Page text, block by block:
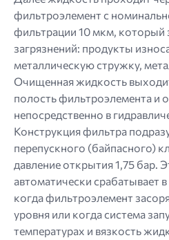
фильтроэлемент с
фильтрации 10 мкм, который
загрязнений: продукты
металлическую стружку,
Очищенная жидкость
полость фильтроэлемента и
непосредственно в
Конструкция фильтра
перепускного (байпасного)
давление открытия 1,75 бар.
автоматически срабатывает
когда фильтроэлемент
уровня или когда система
температурах и вязкость